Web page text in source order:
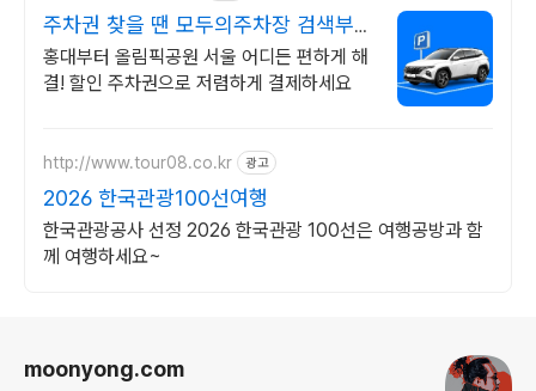
주차권 찾을 땐 모두의주차장 검색부터
결제까지 한번에!
홍대부터 올림픽공원 서울 어디든 편하게 해
결! 할인 주차권으로 저렴하게 결제하세요
http://www.tour08.co.kr 광고
2026 한국관광100선여행
한국관광공사 선정 2026 한국관광 100선은 여행공방과 함
께 여행하세요~
moonyong.com